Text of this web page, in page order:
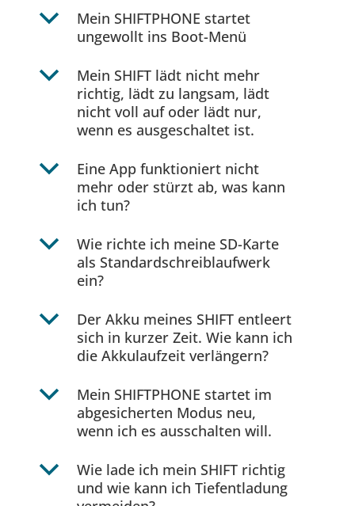
b
Mein SHIFTPHONE startet
ungewollt ins Boot-Menü
b
Mein SHIFT lädt nicht mehr
richtig, lädt zu langsam, lädt
nicht voll auf oder lädt nur,
wenn es ausgeschaltet ist.
b
Eine App funktioniert nicht
mehr oder stürzt ab, was kann
ich tun?
b
Wie richte ich meine SD-Karte
als Standardschreiblaufwerk
ein?
b
Der Akku meines SHIFT entleert
sich in kurzer Zeit. Wie kann ich
die Akkulaufzeit verlängern?
b
Mein SHIFTPHONE startet im
abgesicherten Modus neu,
wenn ich es ausschalten will.
b
Wie lade ich mein SHIFT richtig
und wie kann ich Tiefentladung